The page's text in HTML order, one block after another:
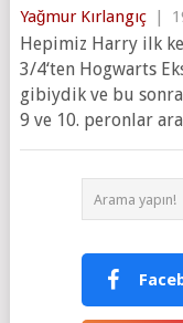
Yağmur Kırlangıç |
Hepimiz Harry ilk
3/4‘ten Hogwarts
gibiydik ve bu
9 ve 10. peronlar